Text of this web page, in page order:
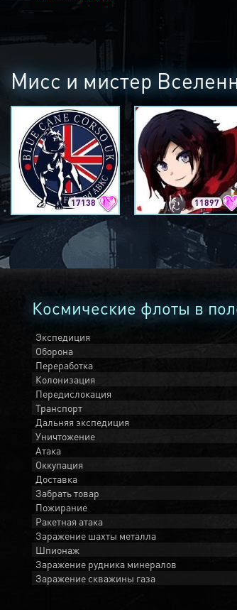
Мисс и мистер
17138 11897
Космические флоты в
Экспедиция
Оборона
Переработка
Колонизация
Передислокация
Транспорт
Дальняя экспедиция
Уничтожение
Атака
Оккупация
Доставка
Забрать товар
Пожирание
Ракетная атака
Заражение шахты металла
Шпионаж
Заражение рудника минералов
Заражение скважины газа